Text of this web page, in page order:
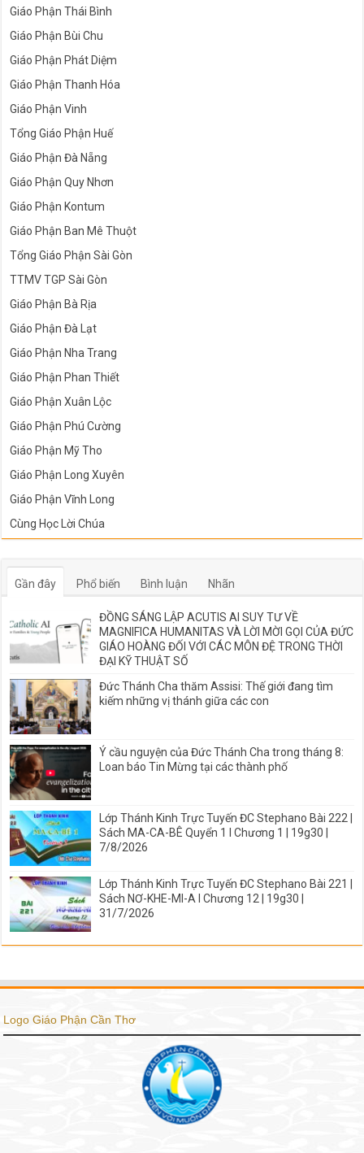
Giáo Phận Thái Bình
Giáo Phận Bùi Chu
Giáo Phận Phát Diệm
Giáo Phận Thanh Hóa
Giáo Phận Vinh
Tổng Giáo Phận Huế
Giáo Phận Đà Nẵng
Giáo Phận Quy Nhơn
Giáo Phận Kontum
Giáo Phận Ban Mê Thuột
Tổng Giáo Phận Sài Gòn
TTMV TGP Sài Gòn
Giáo Phận Bà Rịa
Giáo Phận Đà Lạt
Giáo Phận Nha Trang
Giáo Phận Phan Thiết
Giáo Phận Xuân Lộc
Giáo Phận Phú Cường
Giáo Phận Mỹ Tho
Giáo Phận Long Xuyên
Giáo Phận Vĩnh Long
Cùng Học Lời Chúa
Gần đây Phổ biến Bình luận Nhãn
ĐỒNG SÁNG LẬP ACUTIS AI SUY TƯ VỀ
MAGNIFICA HUMANITAS VÀ LỜI MỜI GỌI CỦA ĐỨC
GIÁO HOÀNG ĐỐI VỚI CÁC MÔN ĐỆ TRONG THỜI
ĐẠI KỸ THUẬT SỐ
Đức Thánh Cha thăm Assisi: Thế giới đang tìm
kiếm những vị thánh giữa các con
Ý cầu nguyện của Đức Thánh Cha trong tháng 8:
Loan báo Tin Mừng tại các thành phố
Lớp Thánh Kinh Trực Tuyến ĐC Stephano Bài 222 |
Sách MA-CA-BÊ Quyển 1 I Chương 1 | 19g30 |
7/8/2026
Lớp Thánh Kinh Trực Tuyến ĐC Stephano Bài 221 |
Sách NƠ-KHE-MI-A I Chương 12 | 19g30 |
31/7/2026
Logo Giáo Phận Cần Thơ